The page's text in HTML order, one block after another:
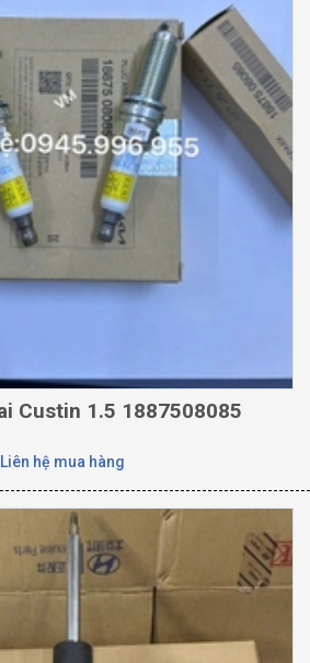
Custin 1.5 1887508085
Liên hệ mua hàng